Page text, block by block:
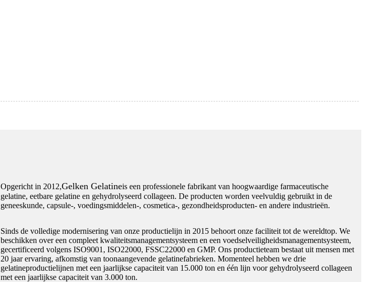
Opgericht in 2012,Gelken Gelatineis een professionele fabrikant van hoogwaardige farmaceutische
gelatine, eetbare gelatine en gehydrolyseerd collageen. De producten worden veelvuldig gebruikt in de
geneeskunde, capsule-, voedingsmiddelen-, cosmetica-, gezondheidsproducten- en andere industrieën.
Sinds de volledige modernisering van onze productielijn in 2015 behoort onze faciliteit tot de wereldtop. We
beschikken over een compleet kwaliteitsmanagementsysteem en een voedselveiligheidsmanagementsysteem,
gecertificeerd volgens ISO9001, ISO22000, FSSC22000 en GMP. Ons productieteam bestaat uit mensen met
20 jaar ervaring, afkomstig van toonaangevende gelatinefabrieken. Momenteel hebben we drie
gelatineproductielijnen met een jaarlijkse capaciteit van 15.000 ton en één lijn voor gehydrolyseerd collageen
met een jaarlijkse capaciteit van 3.000 ton.